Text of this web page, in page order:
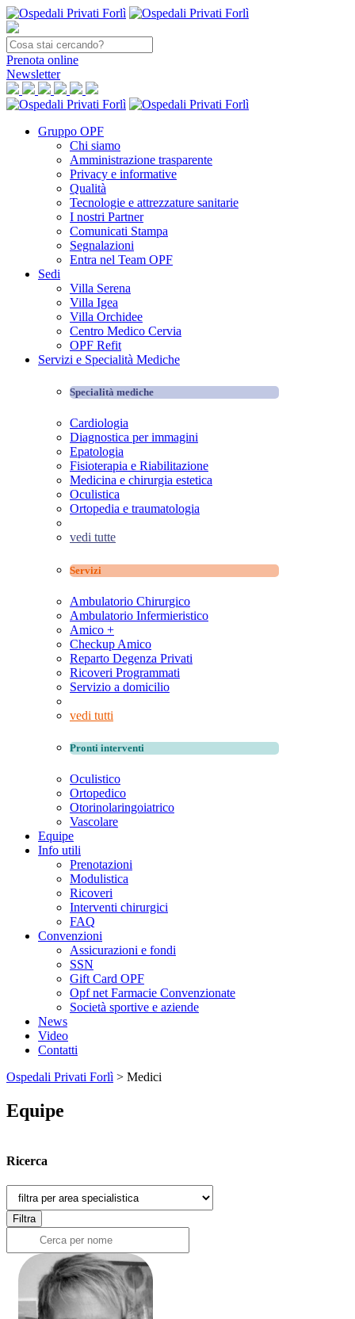
Prenota online
Newsletter
Gruppo OPF
Chi siamo
Amministrazione trasparente
Privacy e informative
Qualità
Tecnologie e attrezzature sanitarie
I nostri Partner
Comunicati Stampa
Segnalazioni
Entra nel Team OPF
Sedi
Villa Serena
Villa Igea
Villa Orchidee
Centro Medico Cervia
OPF Refit
Servizi e Specialità Mediche
Specialità mediche
Cardiologia
Diagnostica per immagini
Epatologia
Fisioterapia e Riabilitazione
Medicina e chirurgia estetica
Oculistica
Ortopedia e traumatologia
vedi tutte
Servizi
Ambulatorio Chirurgico
Ambulatorio Infermieristico
Amico +
Checkup Amico
Reparto Degenza Privati
Ricoveri Programmati
Servizio a domicilio
vedi tutti
Pronti interventi
Oculistico
Ortopedico
Otorinolaringoiatrico
Vascolare
Equipe
Info utili
Prenotazioni
Modulistica
Ricoveri
Interventi chirurgici
FAQ
Convenzioni
Assicurazioni e fondi
SSN
Gift Card OPF
Opf net Farmacie Convenzionate
Società sportive e aziende
News
Video
Contatti
Ospedali Privati Forlì > Medici
Equipe
Ricerca
Filtra